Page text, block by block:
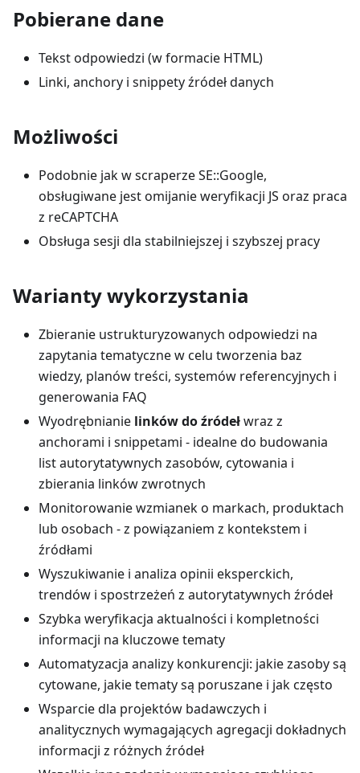
Pobierane dane
Tekst odpowiedzi (w formacie HTML)
Linki, anchory i snippety źródeł danych
Możliwości
Podobnie jak w scraperze SE::Google,
obsługiwane jest omijanie weryfikacji JS oraz praca
z reCAPTCHA
Obsługa sesji dla stabilniejszej i szybszej pracy
Warianty wykorzystania
Zbieranie ustrukturyzowanych odpowiedzi na
zapytania tematyczne w celu tworzenia baz
wiedzy, planów treści, systemów referencyjnych i
generowania FAQ
Wyodrębnianie linków do źródełwraz z
anchorami i snippetami - idealne do budowania
list autorytatywnych zasobów, cytowania i
zbierania linków zwrotnych
Monitorowanie wzmianek o markach, produktach
lub osobach - z powiązaniem z kontekstem i
źródłami
Wyszukiwanie i analiza opinii eksperckich,
trendów i spostrzeżeń z autorytatywnych źródeł
Szybka weryfikacja aktualności i kompletności
informacji na kluczowe tematy
Automatyzacja analizy konkurencji: jakie zasoby są
cytowane, jakie tematy są poruszane i jak często
Wsparcie dla projektów badawczych i
analitycznych wymagających agregacji dokładnych
informacji z różnych źródeł